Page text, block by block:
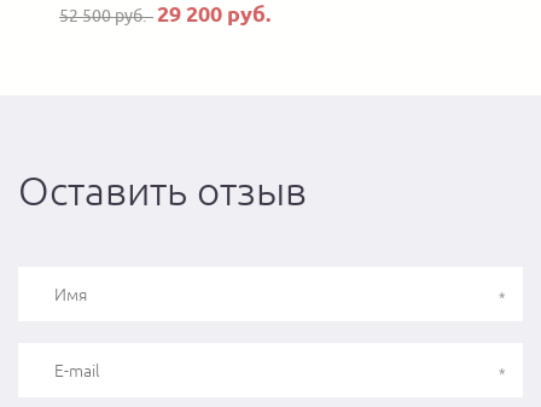
52 500 руб. 29 200 руб.
Оставить отзыв